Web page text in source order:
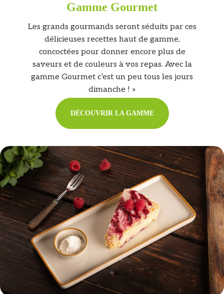
Gamme Gourmet
Les grands gourmands seront séduits par ces
délicieuses recettes haut de gamme,
concoctées pour donner encore plus de
saveurs et de couleurs à vos repas. Avec la
gamme Gourmet c’est un peu tous les jours
dimanche ! »
DÉCOUVRIR LA GAMME